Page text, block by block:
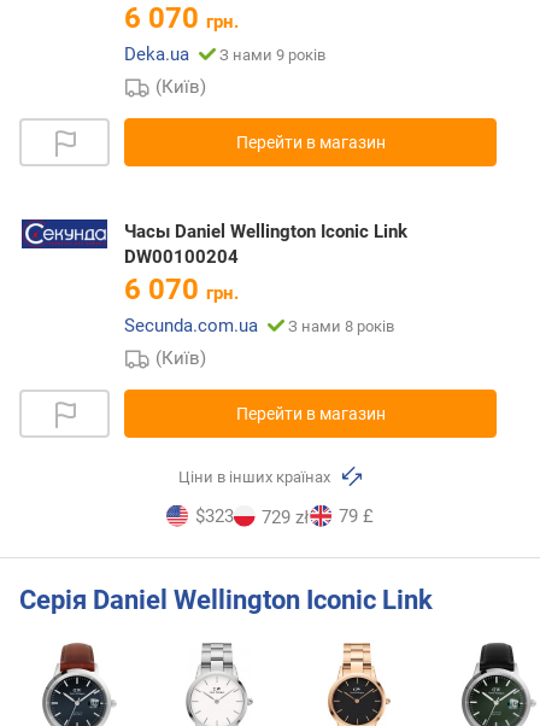
6 070 грн.
Deka.ua
З нами 9 років
(Київ)
Перейти в магазин
Часы Daniel Wellington Iconic Link
DW00100204
6 070 грн.
Secunda.com.ua
З нами 8 років
(Київ)
Перейти в магазин
Ціни в інших країнах
$323 729 zł 79 £
Серія Daniel Wellington Iconic Link